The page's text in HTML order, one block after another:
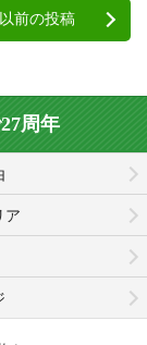
前の投稿
周年
ア